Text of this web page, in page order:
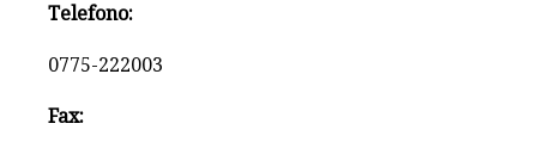
Telefono:
0775-222003
Fax: